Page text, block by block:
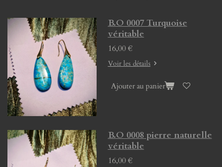
B.O 0007 Turquoise
véritable
16,00 €
Voir les détails
Ajouter au panier
B.O 0008 pierre naturelle
véritable
16,00 €